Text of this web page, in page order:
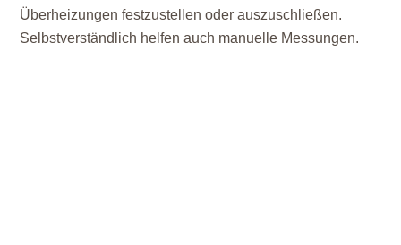
Überheizungen festzustellen oder auszuschließen.
Selbstverständlich helfen auch manuelle Messungen.